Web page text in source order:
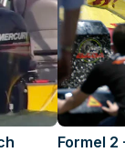
Formel